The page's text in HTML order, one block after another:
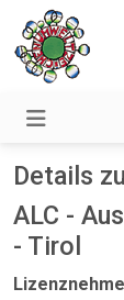
Details
ALC -
- Tirol